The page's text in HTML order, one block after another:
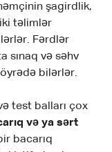
şagirdlik,
təlimlər
Fərdlər
sınaq və səhv
öyrədə bilərlər.
test balları çox
və ya sərt
bacarıq